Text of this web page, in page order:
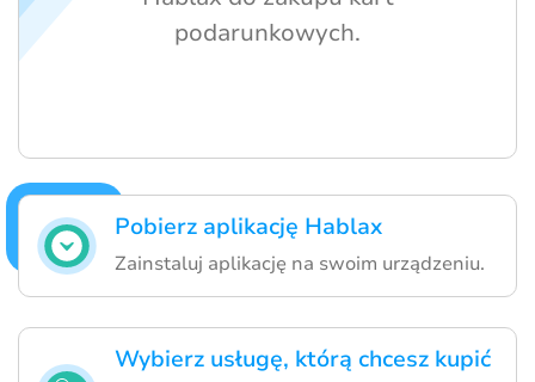
Pobierz aplikację Hablax
Zainstaluj aplikację na swoim urządzeniu.
Wybierz usługę, którą chcesz kupić
podarunkowych.